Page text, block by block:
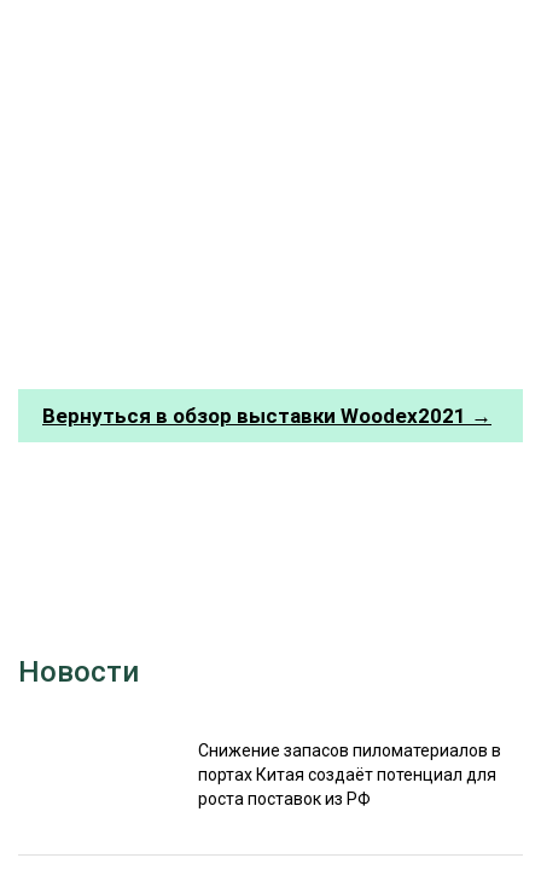
Вернуться в обзор выставки Woodex2021 →
Новости
Снижение запасов пиломатериалов в
портах Китая создаёт потенциал для
роста поставок из РФ